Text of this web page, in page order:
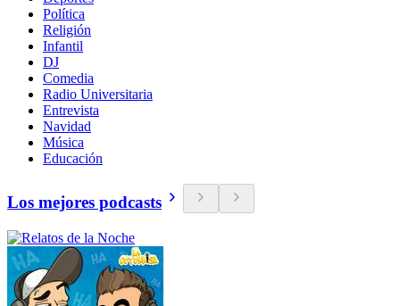
Política
Religión
Infantil
DJ
Comedia
Radio Universitaria
Entrevista
Navidad
Música
Educación
Los mejores podcasts